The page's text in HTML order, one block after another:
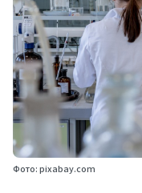
Фото: pixabay.com